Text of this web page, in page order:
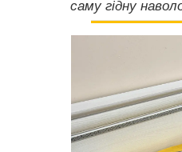
саму гідну